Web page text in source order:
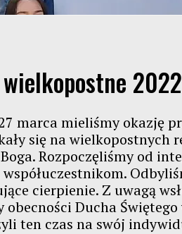
2022
marca mieliśmy okazję
się na
Rozpoczęliśmy od
cierpienie. Z uwagą
obecności Ducha
ten czas na swój